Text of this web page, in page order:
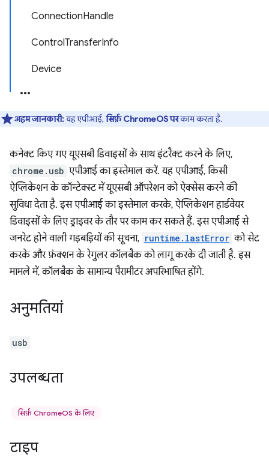
ConnectionHandle
ControlTransferInfo
Device
अहम जानकारी:यह एपीआई, सिर्फ़ ChromeOS परकाम करता है.
कनेक्ट किए गए यूएसबी डिवाइसों के साथ इंटरैक्ट करने के लिए,
chrome.usb एपीआई का इस्तेमाल करें. यह एपीआई, किसी
ऐप्लिकेशन के कॉन्टेक्स्ट में यूएसबी ऑपरेशन को ऐक्सेस करने की
सुविधा देता है. इस एपीआई का इस्तेमाल करके, ऐप्लिकेशन हार्डवेयर
डिवाइसों के लिए ड्राइवर के तौर पर काम कर सकते हैं. इस एपीआई से
जनरेट होने वाली गड़बड़ियों की सूचना, runtime.lastError को सेट
करके और फ़ंक्शन के रेगुलर कॉलबैक को लागू करके दी जाती है. इस
मामले में, कॉलबैक के सामान्य पैरामीटर अपरिभाषित होंगे.
अनुमतियां
usb
उपलब्धता
सिर्फ़ ChromeOS के लिए
टाइप